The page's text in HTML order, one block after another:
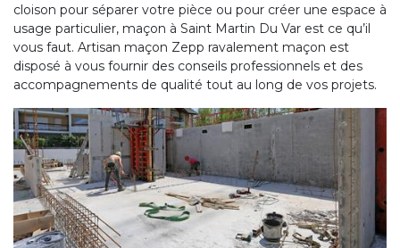
cloison pour séparer votre pièce ou pour créer une espace à
usage particulier, maçon à Saint Martin Du Var est ce qu’il
vous faut. Artisan maçon Zepp ravalement maçon est
disposé à vous fournir des conseils professionnels et des
accompagnements de qualité tout au long de vos projets.